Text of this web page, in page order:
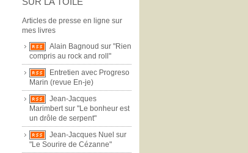
Articles de presse en ligne sur
mes livres
Alain Bagnoud sur "Rien
compris au rock and roll"
Entretien avec Progreso
Marin (revue En-je)
Jean-Jacques
Marimbert sur "Le bonheur est
un drôle de serpent"
Jean-Jacques Nuel sur
"Le Sourire de Cézanne"